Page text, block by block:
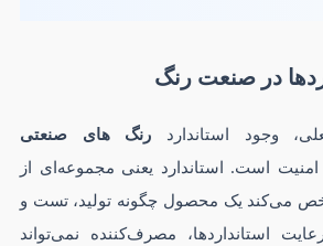
در صنعت رنگ
وجود استاندارد رنگ های صنعتی
است. استاندارد یعنی مجموعه‌ای از
می‌کند یک محصول چگونه تولید، تست و
استانداردها، مصرف‌کننده نمی‌تواند